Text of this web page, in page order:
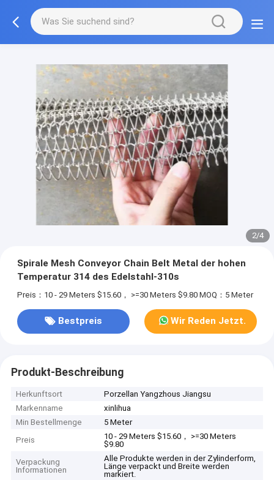
3/4
Spirale Mesh Conveyor Chain Belt Metal der hohen
Temperatur 314 des Edelstahl-310s
Preis：10 - 29 Meters $15.60， >=30 Meters $9.80 MOQ：5 Meter
Bestpreis Wir Reden Jetzt.
Produkt-Beschreibung
Herkunftsort
Porzellan Yangzhous Jiangsu
Markenname
xinlihua
Min Bestellmenge
5 Meter
Preis
10 - 29 Meters $15.60， >=30 Meters
$9.80
Verpackung
Informationen
Alle Produkte werden in der Zylinderform,
Länge verpackt und Breite werden
markiert.